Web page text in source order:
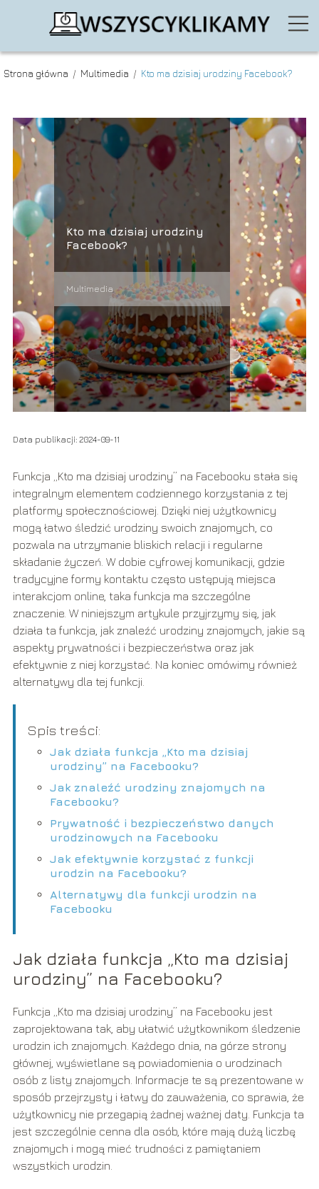
Strona główna / Multimedia / Kto ma dzisiaj urodziny Facebook?
Kto ma dzisiaj urodziny
Facebook?
Multimedia
Data publikacji: 2024-09-11
Funkcja „Kto ma dzisiaj urodziny” na Facebooku stała się
integralnym elementem codziennego korzystania z tej
platformy społecznościowej. Dzięki niej użytkownicy
mogą łatwo śledzić urodziny swoich znajomych, co
pozwala na utrzymanie bliskich relacji i regularne
składanie życzeń. W dobie cyfrowej komunikacji, gdzie
tradycyjne formy kontaktu często ustępują miejsca
interakcjom online, taka funkcja ma szczególne
znaczenie. W niniejszym artykule przyjrzymy się, jak
działa ta funkcja, jak znaleźć urodziny znajomych, jakie są
aspekty prywatności i bezpieczeństwa oraz jak
efektywnie z niej korzystać. Na koniec omówimy również
alternatywy dla tej funkcji.
Spis treści:
Jak działa funkcja „Kto ma dzisiaj
urodziny” na Facebooku?
Jak znaleźć urodziny znajomych na
Facebooku?
Prywatność i bezpieczeństwo danych
urodzinowych na Facebooku
Jak efektywnie korzystać z funkcji
urodzin na Facebooku?
Alternatywy dla funkcji urodzin na
Facebooku
Jak działa funkcja „Kto ma dzisiaj
urodziny” na Facebooku?
Funkcja „Kto ma dzisiaj urodziny” na Facebooku jest
zaprojektowana tak, aby ułatwić użytkownikom śledzenie
urodzin ich znajomych. Każdego dnia, na górze strony
głównej, wyświetlane są powiadomienia o urodzinach
osób z listy znajomych. Informacje te są prezentowane w
sposób przejrzysty i łatwy do zauważenia, co sprawia, że
użytkownicy nie przegapią żadnej ważnej daty. Funkcja ta
jest szczególnie cenna dla osób, które mają dużą liczbę
znajomych i mogą mieć trudności z pamiętaniem
wszystkich urodzin.